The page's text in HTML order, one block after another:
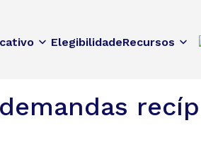
ElegibilidadeRecursos